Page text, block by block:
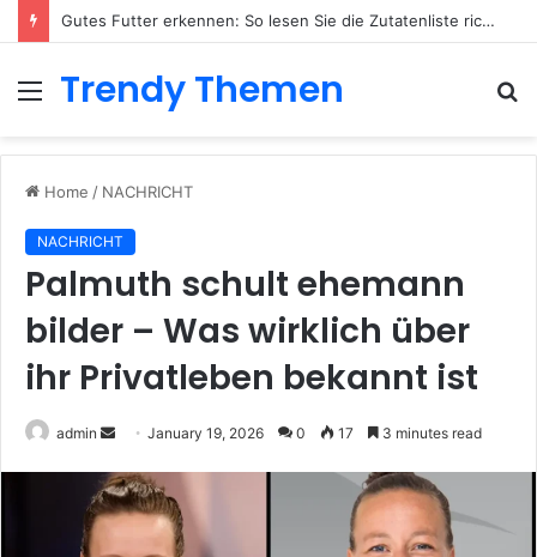
Gutes Futter erkennen: So lesen Sie die Zutatenliste richtig
Menu
Trendy Themen
Home / NACHRICHT
NACHRICHT
Palmuth schult ehemann
bilder – Was wirklich über
ihr Privatleben bekannt ist
admin
n
d
January 19, 2026 0 17 3 minutes read